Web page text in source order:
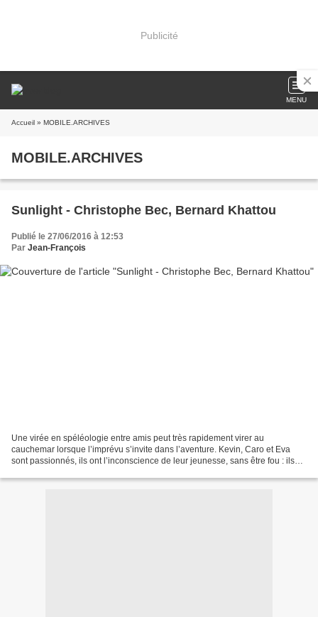
Publicité
MENU
Accueil » MOBILE.ARCHIVES
MOBILE.ARCHIVES
Sunlight - Christophe Bec, Bernard Khattou
Publié le 27/06/2016 à 12:53
Par Jean-François
Une virée en spéléologie entre amis peut très rapidement virer au
cauchemar lorsque l’imprévu s’invite dans l’aventure. Kevin, Caro et Eva
sont passionnés, ils ont l’inconscience de leur jeunesse, sans être fou : ils